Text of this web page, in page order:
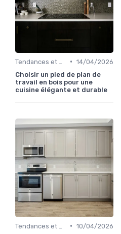
• 14/04/2026
Choisir un pied de plan de
travail en bois pour une
cuisine élégante et durable
• 10/04/2026